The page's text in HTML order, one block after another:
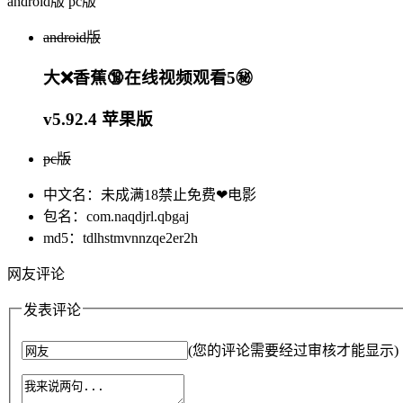
android版
大❌香蕉🔞在线视频观看5㊙️
v5.92.4 苹果版
pc版
中文名：未成满18禁止免费❤电影
包名：com.naqdjrl.qbgaj
md5：tdlhstmvnnzqe2er2h
网友评论
发表评论
(您的评论需要经过审核才能显示)